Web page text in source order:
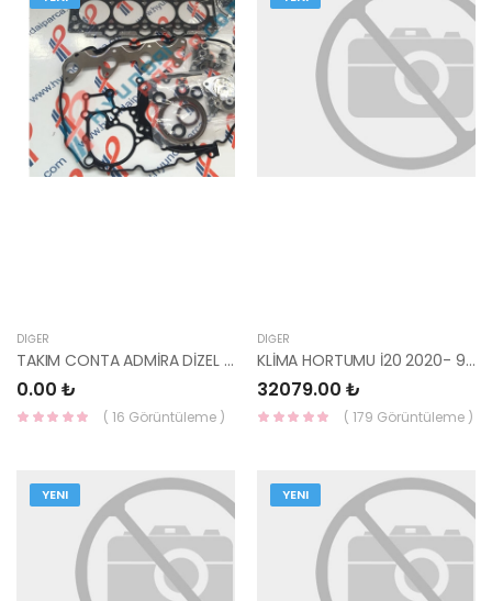
DIĞER
TAKIM CONTA ADMİRA DİZEL HMC 20910-27C11-
0.00 ₺
( 16 Görüntüleme )
DIĞER
KLİMA HORTUMU İ20 2020- 97775-Q0140-MOBIS-S
32079.00 ₺
( 179 Görüntüleme )
YENI YENI